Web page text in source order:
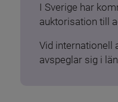
I Sverige har
auktorisation till
Vid internationell
avspeglar sig i